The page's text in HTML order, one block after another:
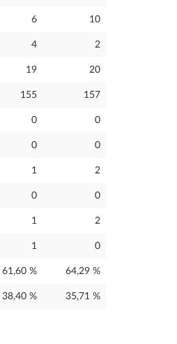
6 10
4 2
19 20
155 157
0 0
0 0
1 2
0 0
1 2
1 0
61,60 % 64,29 %
38,40 % 35,71 %